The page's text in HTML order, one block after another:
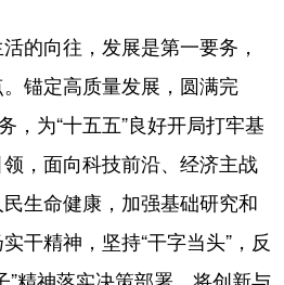
向往，发展是第一要务，
锚定高质量发展，圆满完
，为“十五五”良好开局打牢基
，面向科技前沿、经济主战
生命健康，加强基础研究和
干精神，坚持“干字当头”，反